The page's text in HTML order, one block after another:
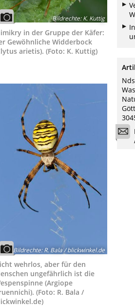
Bildrechte:K. Kuttig
in der Gruppe der Käfer:
Gewöhnliche Widderbock
arietis). (Foto: K. Kuttig)
Bildrechte:R. Bala / blickwinkel.de
wehrlos, aber für den
ungefährlich ist die
(Argiope
(Foto: R. Bala /